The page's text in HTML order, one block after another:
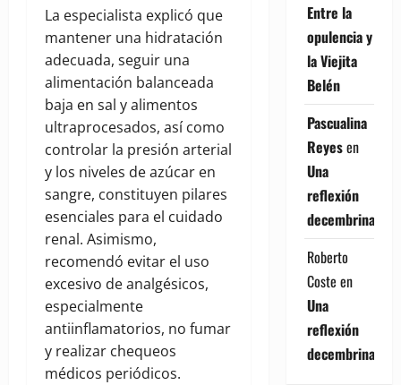
La especialista explicó que
mantener una hidratación
adecuada, seguir una
alimentación balanceada
baja en sal y alimentos
ultraprocesados, así como
controlar la presión arterial
y los niveles de azúcar en
sangre, constituyen pilares
esenciales para el cuidado
renal. Asimismo,
recomendó evitar el uso
excesivo de analgésicos,
especialmente
antiinflamatorios, no fumar
y realizar chequeos
médicos periódicos.
Entre la
opulencia y
la Viejita
Belén
Pascualina
Reyesen
Una
reflexión
decembrina
Roberto
Coste en
Una
reflexión
decembrina